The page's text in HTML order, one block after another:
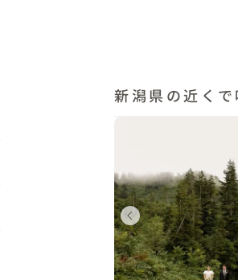
新潟県の近く
ウェディング
富山県
100 〜 150 万
ウェディン
福島県
300 〜 350
ウェディ
群馬県
〜 10 万